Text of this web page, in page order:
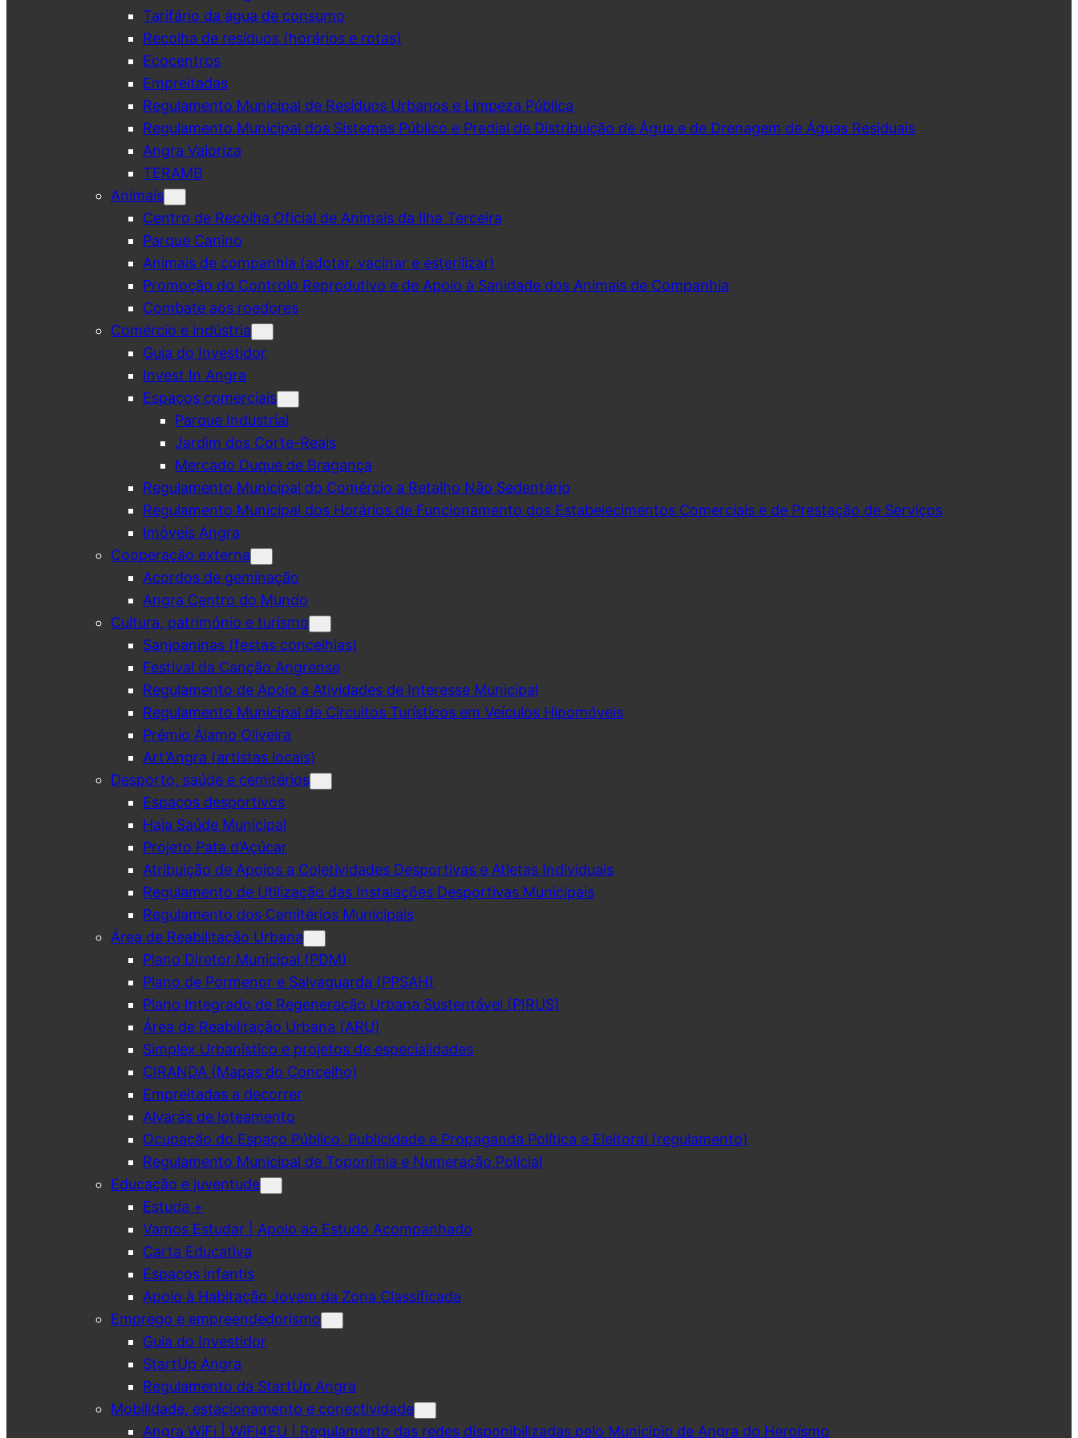
Tarifário da água de consumo
Recolha de resíduos (horários e rotas)
Ecocentros
Empreitadas
Regulamento Municipal de Resíduos Urbanos e Limpeza Pública
Regulamento Municipal dos Sistemas Público e Predial de Distribuição de Água e de Drenagem de Águas Residuais
Angra Valoriza
TERAMB
Animais
Centro de Recolha Oficial de Animais da Ilha Terceira
Parque Canino
Animais de companhia (adotar, vacinar e esterilizar)
Promoção do Controlo Reprodutivo e de Apoio à Sanidade dos Animais de Companhia
Combate aos roedores
Comércio e indústria
Guia do Investidor
Invest In Angra
Espaços comerciais
Parque Industrial
Jardim dos Corte-Reais
Mercado Duque de Bragança
Regulamento Municipal do Comércio a Retalho Não Sedentário
Regulamento Municipal dos Horários de Funcionamento dos Estabelecimentos Comerciais e de Prestação de Serviços
Imóveis Angra
Cooperação externa
Acordos de geminação
Angra Centro do Mundo
Cultura, património e turismo
Sanjoaninas (festas concelhias)
Festival da Canção Angrense
Regulamento de Apoio a Atividades de Interesse Municipal
Regulamento Municipal de Circuitos Turísticos em Veículos Hipomóveis
Prémio Álamo Oliveira
Art’Angra (artistas locais)
Desporto, saúde e cemitérios
Espaços desportivos
Haja Saúde Municipal
Projeto Pata d’Açúcar
Atribuição de Apoios a Coletividades Desportivas e Atletas Individuais
Regulamento de Utilização das Instalações Desportivas Municipais
Regulamento dos Cemitérios Municipais
Área de Reabilitação Urbana
Plano Diretor Municipal (PDM)
Plano de Pormenor e Salvaguarda (PPSAH)
Plano Integrado de Regeneração Urbana Sustentável (PIRUS)
Área de Reabilitação Urbana (ARU)
Simplex Urbanístico e projetos de especialidades
CIRANDA (Mapas do Concelho)
Empreitadas a decorrer
Alvarás de loteamento
Ocupação do Espaço Público, Publicidade e Propaganda Política e Eleitoral (regulamento)
Regulamento Municipal de Toponímia e Numeração Policial
Educação e juventude
Estuda +
Vamos Estudar | Apoio ao Estudo Acompanhado
Carta Educativa
Espaços infantis
Apoio à Habitação Jovem da Zona Classificada
Emprego e empreendedorismo
Guia do Investidor
StartUp Angra
Regulamento da StartUp Angra
Mobilidade, estacionamento e conectividade
Angra WiFi | WiFi4EU | Regulamento das redes disponibilizadas pelo Município de Angra do Heroísmo